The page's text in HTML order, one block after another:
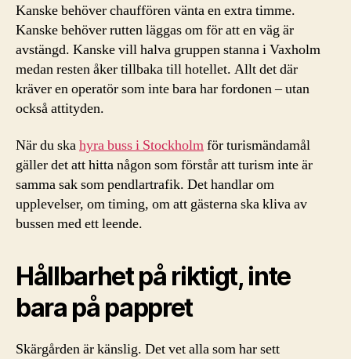
Kanske behöver chauffören vänta en extra timme.
Kanske behöver rutten läggas om för att en väg är
avstängd. Kanske vill halva gruppen stanna i Vaxholm
medan resten åker tillbaka till hotellet. Allt det där
kräver en operatör som inte bara har fordonen – utan
också attityden.
När du skahyra buss i Stockholmför turismändamål
gäller det att hitta någon som förstår att turism inte är
samma sak som pendlartrafik. Det handlar om
upplevelser, om timing, om att gästerna ska kliva av
bussen med ett leende.
Hållbarhet på riktigt, inte
bara på pappret
Skärgården är känslig. Det vet alla som har sett